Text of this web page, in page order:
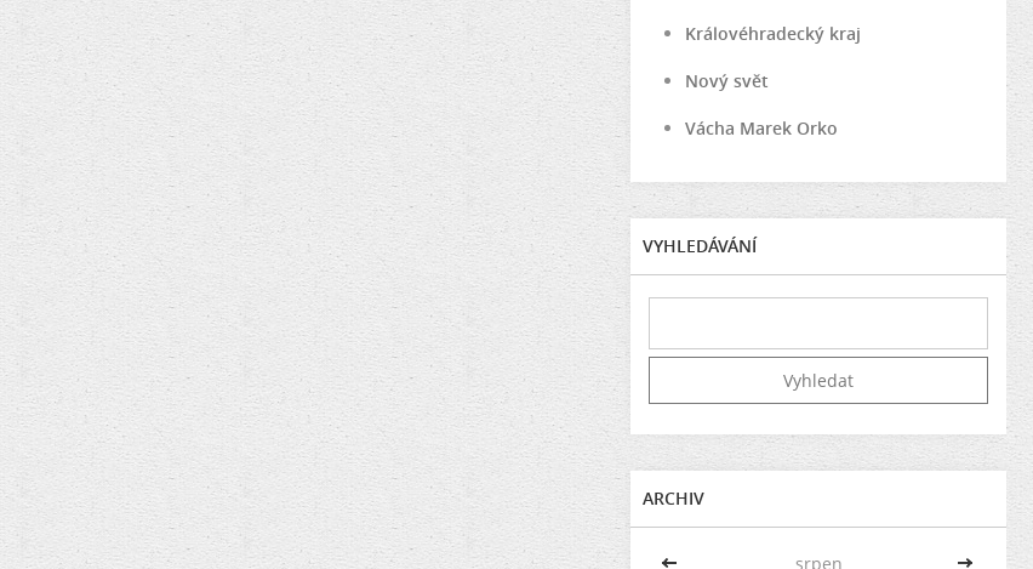
Královéhradecký kraj
Nový svět
Vácha Marek Orko
VYHLEDÁVÁNÍ
ARCHIV
<< srpen >>